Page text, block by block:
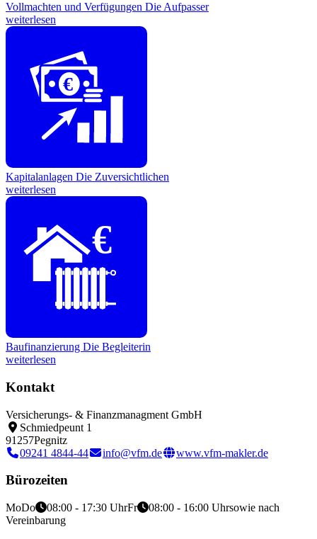
Vollmachten und Verfügungen Die Aufpasser
weiterlesen
€
Kapitalanlagen Die Zuversichtlichen
weiterlesen
€
Baufinanzierung Die Begleiterin
weiterlesen
Kontakt
Versicherungs- & Finanzmanagment GmbH
Schmiedpeunt 1
91257Pegnitz
09241 4844-44
info@vfm.de www.vfm-makler.de
Bürozeiten
MoDo 08:00 - 17:30 UhrFr 08:00 - 16:00 Uhrsowie nach
Vereinbarung